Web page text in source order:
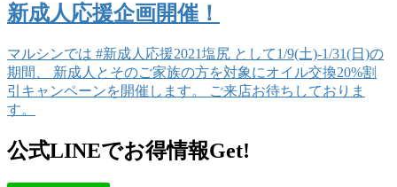
新成人応援企画開催！
マルシンでは #新成人応援2021塩尻 として1/9(土)-1/31(日)の
期間、 新成人とそのご家族の方を対象にオイル交換20%割
引キャンペーンを開催します。 ご来店お待ちしておりま
す。
公式LINEでお得情報Get!